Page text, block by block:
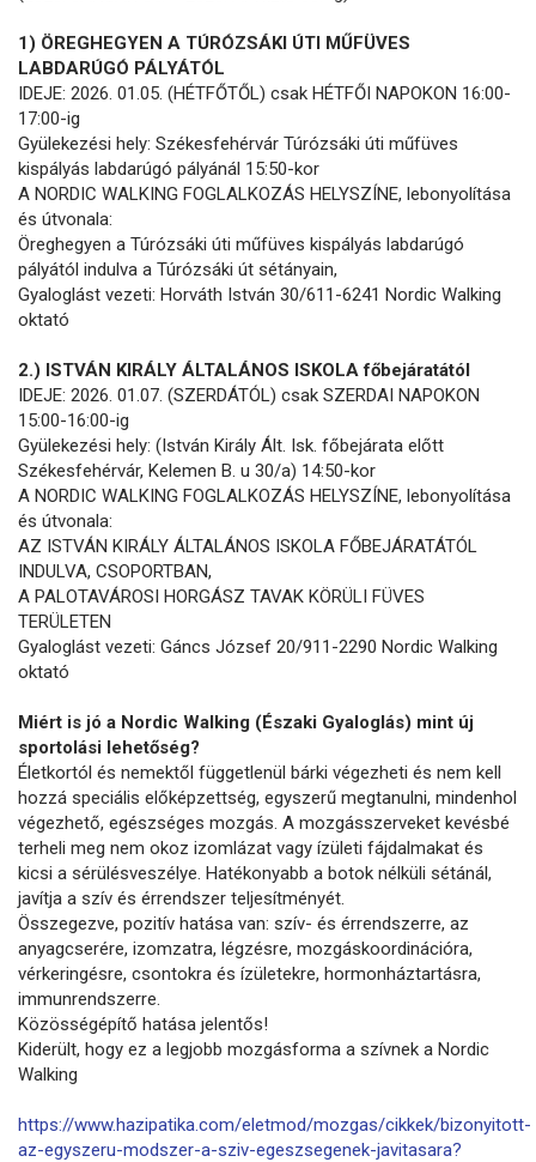
1) ÖREGHEGYEN A TÚRÓZSÁKI ÚTI MŰFÜVES
LABDARÚGÓ PÁLYÁTÓL
IDEJE: 2026. 01.05. (HÉTFŐTŐL) csak HÉTFŐI NAPOKON 16:00-
17:00-ig
Gyülekezési hely: Székesfehérvár Túrózsáki úti műfüves
kispályás labdarúgó pályánál 15:50-kor
A NORDIC WALKING FOGLALKOZÁS HELYSZÍNE, lebonyolítása
és útvonala:
Öreghegyen a Túrózsáki úti műfüves kispályás labdarúgó
pályától indulva a Túrózsáki út sétányain,
Gyaloglást vezeti: Horváth István 30/611-6241 Nordic Walking
oktató
2.) ISTVÁN KIRÁLY ÁLTALÁNOS ISKOLA főbejáratától
IDEJE: 2026. 01.07. (SZERDÁTÓL) csak SZERDAI NAPOKON
15:00-16:00-ig
Gyülekezési hely: (István Király Ált. Isk. főbejárata előtt
Székesfehérvár, Kelemen B. u 30/a) 14:50-kor
A NORDIC WALKING FOGLALKOZÁS HELYSZÍNE, lebonyolítása
és útvonala:
AZ ISTVÁN KIRÁLY ÁLTALÁNOS ISKOLA FŐBEJÁRATÁTÓL
INDULVA, CSOPORTBAN,
A PALOTAVÁROSI HORGÁSZ TAVAK KÖRÜLI FÜVES
TERÜLETEN
Gyaloglást vezeti: Gáncs József 20/911-2290 Nordic Walking
oktató
Miért is jó a Nordic Walking (Északi Gyaloglás) mint új
sportolási lehetőség?
Életkortól és nemektől függetlenül bárki végezheti és nem kell
hozzá speciális előképzettség, egyszerű megtanulni, mindenhol
végezhető, egészséges mozgás. A mozgásszerveket kevésbé
terheli meg nem okoz izomlázat vagy ízületi fájdalmakat és
kicsi a sérülésveszélye. Hatékonyabb a botok nélküli sétánál,
javítja a szív és érrendszer teljesítményét.
Összegezve, pozitív hatása van: szív- és érrendszerre, az
anyagcserére, izomzatra, légzésre, mozgáskoordinációra,
vérkeringésre, csontokra és ízületekre, hormonháztartásra,
immunrendszerre.
Közösségépítő hatása jelentős!
Kiderült, hogy ez a legjobb mozgásforma a szívnek a Nordic
Walking
https://www.hazipatika.com/eletmod/mozgas/cikkek/bizonyitott-
az-egyszeru-modszer-a-sziv-egeszsegenek-javitasara?